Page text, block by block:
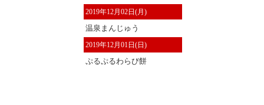
2019年12月02日(月)
温泉まんじゅう
2019年12月01日(日)
ぷるぷるわらび餅